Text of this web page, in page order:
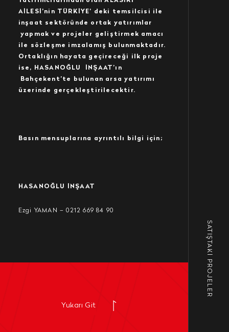
SATIŞTAKİ PROJELER
AİLESİ’nin TÜRKİYE’ deki temsilcisi ile
inşaat sektöründe ortak yatırımlar
yapmak ve projeler geliştirmek amacı
ile sözleşme imzalamış bulunmaktadır.
Ortaklığın hayata geçireceği ilk proje
ise, HASANOĞLU İNŞAAT’ın
Bahçekent’te bulunan arsa yatırımı
üzerinde gerçekleştirilecektir.
Basın mensuplarına ayrıntılı bilgi için;
HASANOĞLU İNŞAAT
Ezgi YAMAN – 0212 669 84 90
Yukarı Git